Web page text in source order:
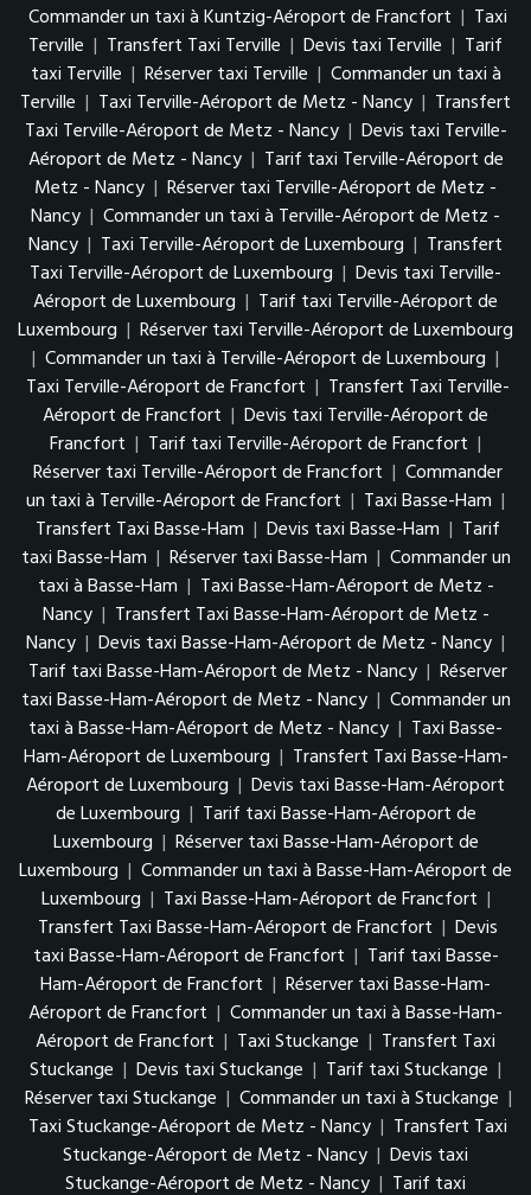
Commander un taxi à Kuntzig-Aéroport de Francfort | Taxi
Terville | Transfert Taxi Terville | Devis taxi Terville | Tarif
taxi Terville | Réserver taxi Terville | Commander un taxi à
Terville | Taxi Terville-Aéroport de Metz - Nancy | Transfert
Taxi Terville-Aéroport de Metz - Nancy | Devis taxi Terville-
Aéroport de Metz - Nancy | Tarif taxi Terville-Aéroport de
Metz - Nancy | Réserver taxi Terville-Aéroport de Metz -
Nancy | Commander un taxi à Terville-Aéroport de Metz -
Nancy | Taxi Terville-Aéroport de Luxembourg | Transfert
Taxi Terville-Aéroport de Luxembourg | Devis taxi Terville-
Aéroport de Luxembourg | Tarif taxi Terville-Aéroport de
Luxembourg | Réserver taxi Terville-Aéroport de Luxembourg
| Commander un taxi à Terville-Aéroport de Luxembourg |
Taxi Terville-Aéroport de Francfort | Transfert Taxi Terville-
Aéroport de Francfort | Devis taxi Terville-Aéroport de
Francfort | Tarif taxi Terville-Aéroport de Francfort |
Réserver taxi Terville-Aéroport de Francfort | Commander
un taxi à Terville-Aéroport de Francfort | Taxi Basse-Ham |
Transfert Taxi Basse-Ham | Devis taxi Basse-Ham | Tarif
taxi Basse-Ham | Réserver taxi Basse-Ham | Commander un
taxi à Basse-Ham | Taxi Basse-Ham-Aéroport de Metz -
Nancy | Transfert Taxi Basse-Ham-Aéroport de Metz -
Nancy | Devis taxi Basse-Ham-Aéroport de Metz - Nancy |
Tarif taxi Basse-Ham-Aéroport de Metz - Nancy | Réserver
taxi Basse-Ham-Aéroport de Metz - Nancy | Commander un
taxi à Basse-Ham-Aéroport de Metz - Nancy | Taxi Basse-
Ham-Aéroport de Luxembourg | Transfert Taxi Basse-Ham-
Aéroport de Luxembourg | Devis taxi Basse-Ham-Aéroport
de Luxembourg | Tarif taxi Basse-Ham-Aéroport de
Luxembourg | Réserver taxi Basse-Ham-Aéroport de
Luxembourg | Commander un taxi à Basse-Ham-Aéroport de
Luxembourg | Taxi Basse-Ham-Aéroport de Francfort |
Transfert Taxi Basse-Ham-Aéroport de Francfort | Devis
taxi Basse-Ham-Aéroport de Francfort | Tarif taxi Basse-
Ham-Aéroport de Francfort | Réserver taxi Basse-Ham-
Aéroport de Francfort | Commander un taxi à Basse-Ham-
Aéroport de Francfort | Taxi Stuckange | Transfert Taxi
Stuckange | Devis taxi Stuckange | Tarif taxi Stuckange |
Réserver taxi Stuckange | Commander un taxi à Stuckange |
Taxi Stuckange-Aéroport de Metz - Nancy | Transfert Taxi
Stuckange-Aéroport de Metz - Nancy | Devis taxi
Stuckange-Aéroport de Metz - Nancy | Tarif taxi